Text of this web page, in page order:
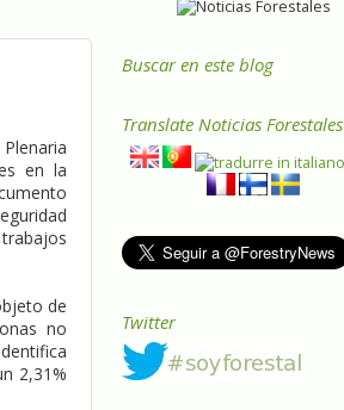
en la
de
no
2,31%
Buscar en este blog
Translate Noticias Forestales
Twitter